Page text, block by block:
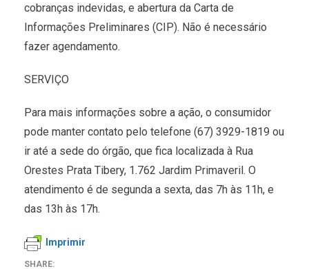
cobranças indevidas, e abertura da Carta de
Informações Preliminares (CIP). Não é necessário
fazer agendamento.
SERVIÇO
Para mais informações sobre a ação, o consumidor
pode manter contato pelo telefone (67) 3929-1819 ou
ir até a sede do órgão, que fica localizada à Rua
Orestes Prata Tibery, 1.762 Jardim Primaveril. O
atendimento é de segunda a sexta, das 7h às 11h, e
das 13h às 17h.
Imprimir